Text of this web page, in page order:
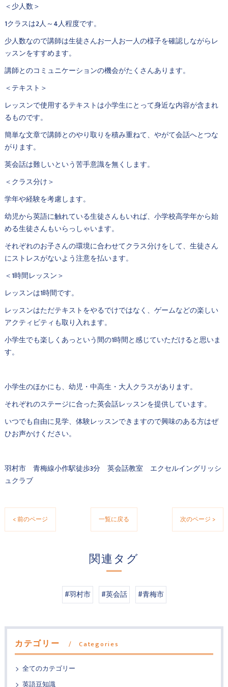
＜少人数＞
1クラスは2人～4人程度です。
少人数なので講師は生徒さんお一人お一人の様子を確認しながらレ
ッスンをすすめます。
講師とのコミュニケーションの機会がたくさんあります。
＜テキスト＞
レッスンで使用するテキストは小学生にとって身近な内容が含まれ
るものです。
簡単な文章で講師とのやり取りを積み重ねて、やがて会話へとつな
がります。
英会話は難しいという苦手意識を無くします。
＜クラス分け＞
学年や経験を考慮します。
幼児から英語に触れている生徒さんもいれば、小学校高学年から始
める生徒さんもいらっしゃいます。
それぞれのお子さんの環境に合わせてクラス分けをして、生徒さん
にストレスがないよう注意を払います。
＜1時間レッスン＞
レッスンは1時間です。
レッスンはただテキストをやるでけではなく、ゲームなどの楽しい
アクティビティも取り入れます。
小学生でも楽しくあっという間の1時間と感じていただけると思いま
す。
小学生のほかにも、幼児・中高生・大人クラスがあります。
それぞれのステージに合った英会話レッスンを提供しています。
いつでも自由に見学、体験レッスンできますので興味のある方はぜ
ひお声かけください。
羽村市 青梅線小作駅徒歩3分 英会話教室 エクセルイングリッシ
ュクラブ
< 前のページ 一覧に戻る 次のページ >
関連タグ
#羽村市 #英会話 #青梅市
カテゴリー Categories
全てのカテゴリー
英語豆知識